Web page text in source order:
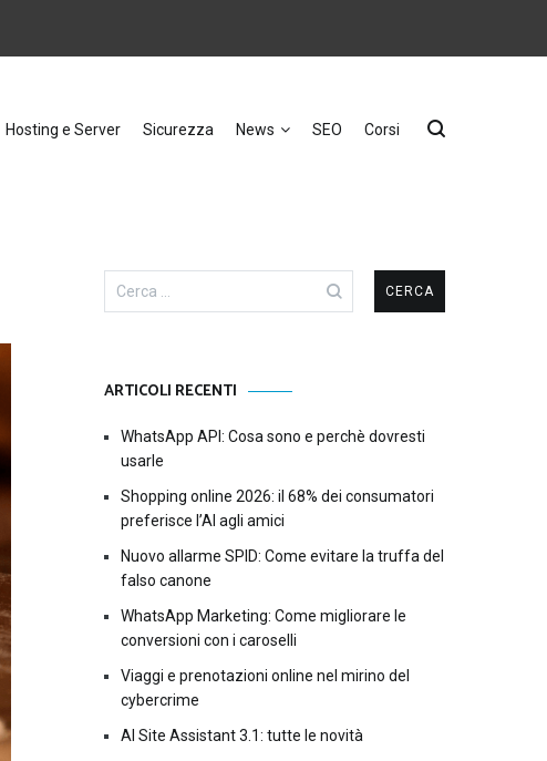
Hosting e Server Sicurezza News SEO Corsi
Ricerca
per:
ARTICOLI RECENTI
WhatsApp API: Cosa sono e perchè dovresti
usarle
Shopping online 2026: il 68% dei consumatori
preferisce l’AI agli amici
Nuovo allarme SPID: Come evitare la truffa del
falso canone
WhatsApp Marketing: Come migliorare le
conversioni con i caroselli
Viaggi e prenotazioni online nel mirino del
cybercrime
AI Site Assistant 3.1: tutte le novità